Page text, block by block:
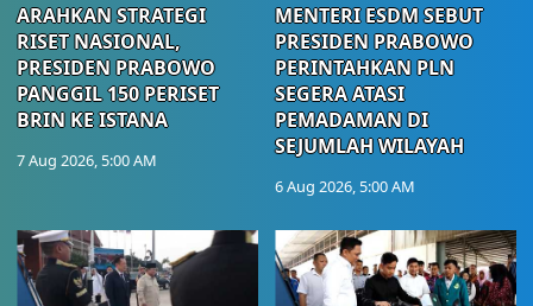
ARAHKAN STRATEGI
RISET NASIONAL,
PRESIDEN PRABOWO
PANGGIL 150 PERISET
BRIN KE ISTANA
7 Aug 2026, 5:00 AM
MENTERI ESDM SEBUT
PRESIDEN PRABOWO
PERINTAHKAN PLN
SEGERA ATASI
PEMADAMAN DI
SEJUMLAH WILAYAH
6 Aug 2026, 5:00 AM